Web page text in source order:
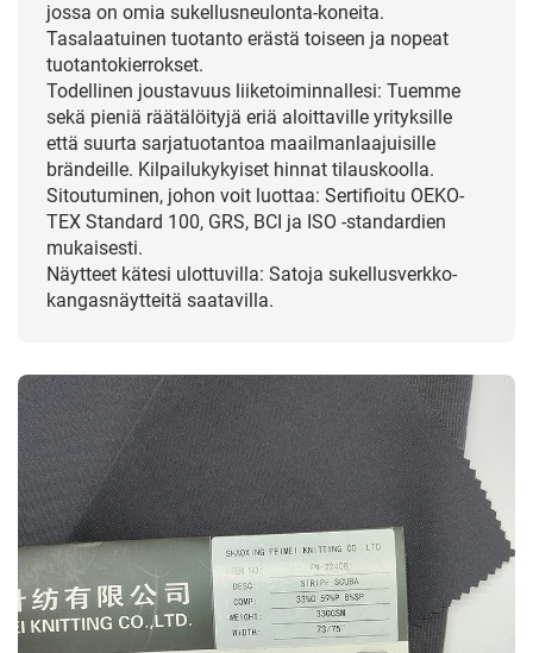
jossa on omia sukellusneulonta-koneita.
Tasalaatuinen tuotanto erästä toiseen ja nopeat
tuotantokierrokset.
Todellinen joustavuus liiketoiminnallesi: Tuemme
sekä pieniä räätälöityjä eriä aloittaville yrityksille
että suurta sarjatuotantoa maailmanlaajuisille
brändeille. Kilpailukykyiset hinnat tilauskoolla.
Sitoutuminen, johon voit luottaa: Sertifioitu OEKO-
TEX Standard 100, GRS, BCI ja ISO -standardien
mukaisesti.
Näytteet kätesi ulottuvilla: Satoja sukellusverkko-
kangasnäytteitä saatavilla.